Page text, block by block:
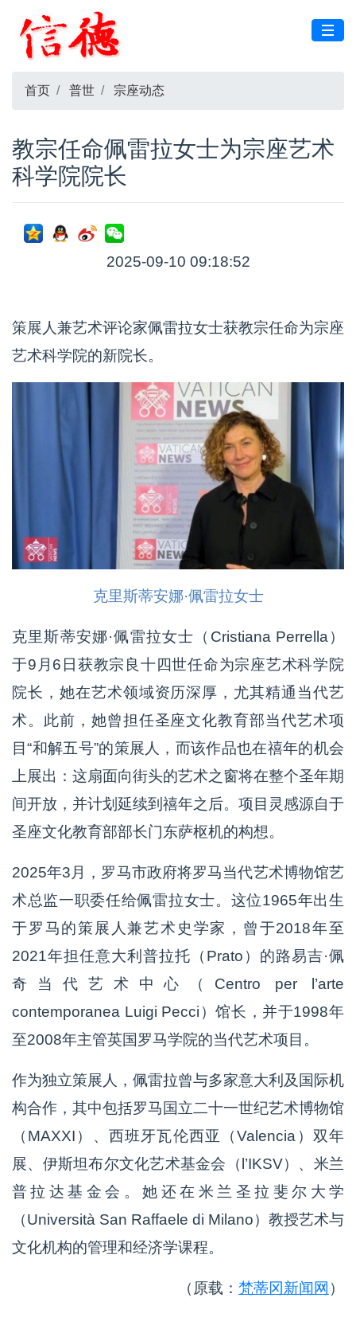
首页 普世 宗座动态
教宗任命佩雷拉女士为宗座艺术
科学院院长
2025-09-10 09:18:52
策展人兼艺术评论家佩雷拉女士获教宗任命为宗座
艺术科学院的新院长。
克里斯蒂安娜·佩雷拉女士
克里斯蒂安娜·佩雷拉女士（Cristiana Perrella）
于9月6日获教宗良十四世任命为宗座艺术科学院
院长，她在艺术领域资历深厚，尤其精通当代艺
术。此前，她曾担任圣座文化教育部当代艺术项
目“和解五号”的策展人，而该作品也在禧年的机会
上展出：这扇面向街头的艺术之窗将在整个圣年期
间开放，并计划延续到禧年之后。项目灵感源自于
圣座文化教育部部长门东萨枢机的构想。
2025年3月，罗马市政府将罗马当代艺术博物馆艺
术总监一职委任给佩雷拉女士。这位1965年出生
于罗马的策展人兼艺术史学家，曾于2018年至
2021年担任意大利普拉托（Prato）的路易吉·佩
奇当代艺术中心（Centro per l’arte
contemporanea Luigi Pecci）馆长，并于1998年
至2008年主管英国罗马学院的当代艺术项目。
作为独立策展人，佩雷拉曾与多家意大利及国际机
构合作，其中包括罗马国立二十一世纪艺术博物馆
（MAXXI）、西班牙瓦伦西亚（Valencia）双年
展、伊斯坦布尔文化艺术基金会（l’IKSV）、米兰
普拉达基金会。她还在米兰圣拉斐尔大学
（Università San Raffaele di Milano）教授艺术与
文化机构的管理和经济学课程。
（原载： 梵蒂冈新闻网 ）